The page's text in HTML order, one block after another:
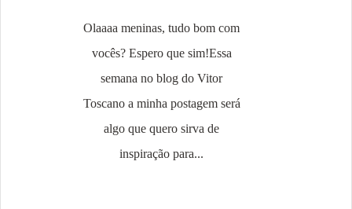
Olaaaa meninas, tudo bom com
vocês? Espero que sim!Essa
semana no blog do Vitor
Toscano a minha postagem será
algo que quero sirva de
inspiração para...